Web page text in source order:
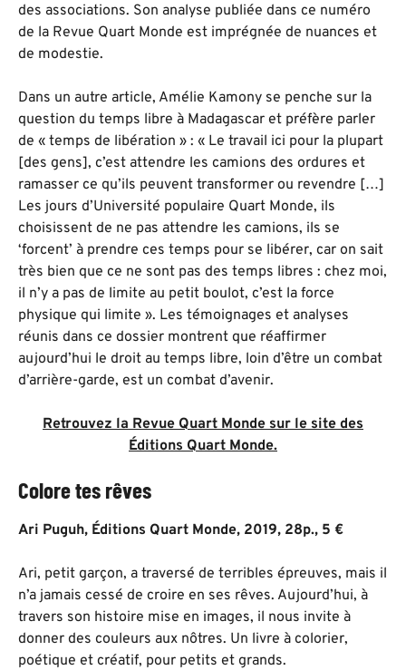
des associations. Son analyse publiée dans ce numéro
de la Revue Quart Monde est imprégnée de nuances et
de modestie.
Dans un autre article, Amélie Kamony se penche sur la
question du temps libre à Madagascar et préfère parler
de « temps de libération » : « Le travail ici pour la plupart
[des gens], c’est attendre les camions des ordures et
ramasser ce qu’ils peuvent transformer ou revendre […]
Les jours d’Université populaire Quart Monde, ils
choisissent de ne pas attendre les camions, ils se
‘forcent’ à prendre ces temps pour se libérer, car on sait
très bien que ce ne sont pas des temps libres : chez moi,
il n’y a pas de limite au petit boulot, c’est la force
physique qui limite ». Les témoignages et analyses
réunis dans ce dossier montrent que réaffirmer
aujourd’hui le droit au temps libre, loin d’être un combat
d’arrière-garde, est un combat d’avenir.
Retrouvez la Revue Quart Monde sur le site des
Éditions Quart Monde.
Colore tes rêves
Ari Puguh, Éditions Quart Monde, 2019, 28p., 5 €
Ari, petit garçon, a traversé de terribles épreuves, mais il
n’a jamais cessé de croire en ses rêves. Aujourd’hui, à
travers son histoire mise en images, il nous invite à
donner des couleurs aux nôtres. Un livre à colorier,
poétique et créatif, pour petits et grands.